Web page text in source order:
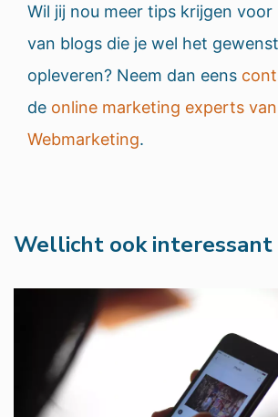
Wil jij nou meer tips krijgen
van blogs die je wel het
opleveren? Neem dan eens
de online marketing experts
Webmarketing.
Wellicht ook interessant